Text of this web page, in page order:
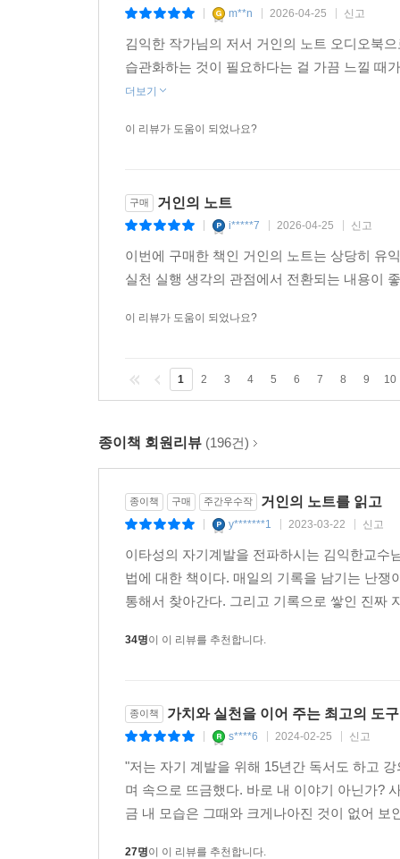
m**n 2026-04-25 신고
김익한 작가님의 저서 거인의 노트 오디오북
습관화하는 것이 필요하다는 걸 가끔 느낄 때
더보기
이 리뷰가 도움이 되었나요?
구매 거인의 노트
i*****7 2026-04-25 신고
이번에 구매한 책인 거인의 노트는 상당히 유
실천 실행 생각의 관점에서 전환되는 내용이
이 리뷰가 도움이 되었나요?
1 2 3 4 5 6 7 8 9 10
종이책 회원리뷰 (196건)
종이책 구매 주간우수작 거인의 노트를 읽고
y*******1 2023-03-22 신고
이타성의 자기계발을 전파하시는 김익한교수
법에 대한 책이다. 매일의 기록을 남기는 난
통해서 찾아간다. 그리고 기록으로 쌓인 진짜
34명이 이 리뷰를 추천합니다.
종이책 가치와 실천을 이어 주는 최고의 도
s****6 2024-02-25 신고
"저는 자기 계발을 위해 15년간 독서도 하고
며 속으로 뜨금했다. 바로 내 이야기 아닌가?
금 내 모습은 그때와 크게나아진 것이 없어
27명이 이 리뷰를 추천합니다.